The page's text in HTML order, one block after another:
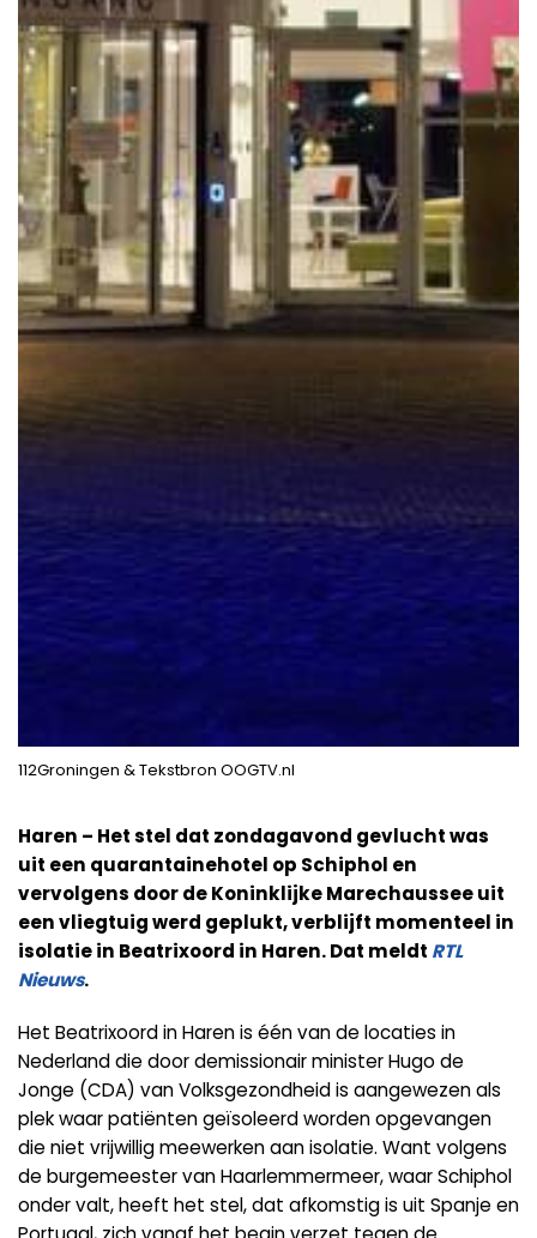
112Groningen & Tekstbron OOGTV.nl
Haren – Het stel dat zondagavond gevlucht was
uit een quarantainehotel op Schiphol en
vervolgens door de Koninklijke Marechaussee uit
een vliegtuig werd geplukt, verblijft momenteel in
isolatie in Beatrixoord in Haren.Dat meldt RTL
Nieuws.
Het Beatrixoord in Haren is één van de locaties in
Nederland die door demissionair minister Hugo de
Jonge (CDA) van Volksgezondheid is aangewezen als
plek waar patiënten geïsoleerd worden opgevangen
die niet vrijwillig meewerken aan isolatie. Want volgens
de burgemeester van Haarlemmermeer, waar Schiphol
onder valt, heeft het stel, dat afkomstig is uit Spanje en